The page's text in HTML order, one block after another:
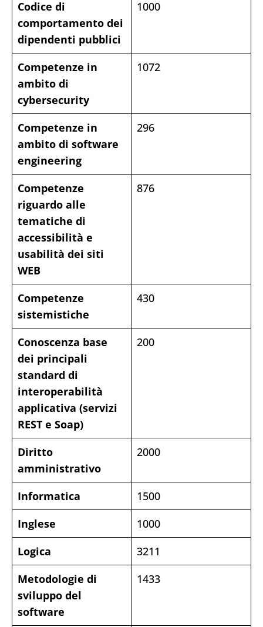
Codice di
comportamento dei
dipendenti pubblici
1000
Competenze in
ambito di
cybersecurity
1072
Competenze in
ambito di software
engineering
296
Competenze
riguardo alle
tematiche di
accessibilità e
usabilità dei siti
WEB
876
Competenze
sistemistiche
430
Conoscenza base
dei principali
standard di
interoperabilità
applicativa (servizi
REST e Soap)
200
Diritto
amministrativo
2000
Informatica
1500
Inglese
1000
Logica
3211
Metodologie di
sviluppo del
software
1433